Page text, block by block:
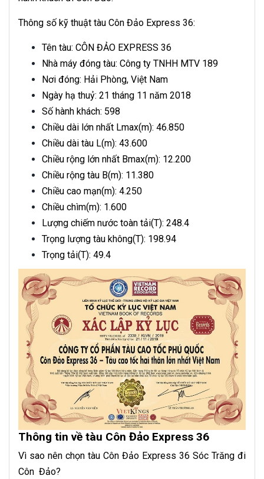
Thông số kỹ thuật tàu Côn Đảo Express 36:
Tên tàu: CÔN ĐẢO EXPRESS 36
Nhà máy đóng tàu: Công ty TNHH MTV 189
Nơi đóng: Hải Phòng, Việt Nam
Ngày hạ thuỷ: 21 tháng 11 năm 2018
Số hành khách: 598
Chiều dài lớn nhất Lmax(m): 46.850
Chiều dài tàu L(m): 43.600
Chiều rộng lớn nhất Bmax(m): 12.200
Chiều rộng tàu B(m): 11.380
Chiều cao mạn(m): 4.250
Chiều chìm(m): 1.600
Lượng chiếm nước toàn tải(T): 248.4
Trọng lượng tàu không(T): 198.94
Trọng tải(T): 49.4
Thông tin về tàu Côn Đảo Express 36
Vì sao nên chọn tàu Côn Đảo Express 36 Sóc Trăng đi
Côn Đảo?